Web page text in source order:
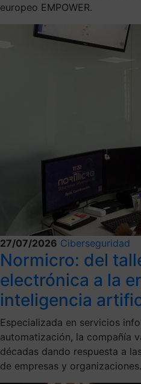
europeo EMPOWER.
27/07/2026 Ciberseguridad
Normicro: del
electrónica a la
inteligencia
Especializada en servicios
automatización, la compañía
décadas dando respuesta a
de empresas y organizaciones.